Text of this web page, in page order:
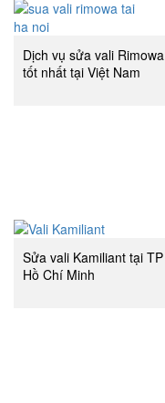
Dịch vụ sửa vali Rimowa
tốt nhất tại Việt Nam
Sửa vali Kamiliant tại TP
Hồ Chí Minh